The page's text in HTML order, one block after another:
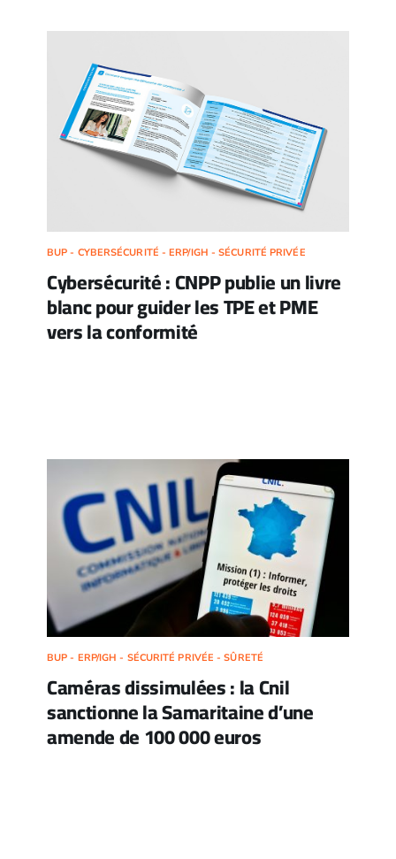
BUP - CYBERSÉCURITÉ - ERP/IGH - SÉCURITÉ PRIVÉE
Cybersécurité : CNPP publie un livre
blanc pour guider les TPE et PME
vers la conformité
BUP - ERP/IGH - SÉCURITÉ PRIVÉE - SÛRETÉ
Caméras dissimulées : la Cnil
sanctionne la Samaritaine d’une
amende de 100 000 euros